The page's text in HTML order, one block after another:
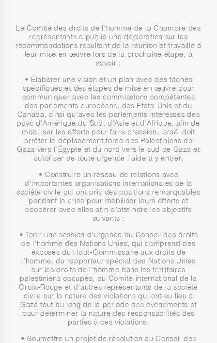
Le Comité des droits de l'homme de la Chambre des
représentants a publié une déclaration sur les
recommandations résultant de la réunion et travaille à
leur mise en œuvre lors de la prochaine étape, à
savoir :
• Élaborer une vision et un plan avec des tâches
spécifiques et des étapes de mise en œuvre pour
communiquer avec les commissions compétentes
des parlements européens, des États-Unis et du
Canada, ainsi qu'avec les parlements intéressés des
pays d'Amérique du Sud, d'Asie et d'Afrique, afin de
mobiliser les efforts pour faire pression. Israël doit
arrêter le déplacement forcé des Palestiniens de
Gaza vers l’Égypte et du nord vers le sud de Gaza et
autoriser de toute urgence l’aide à y entrer.
• Construire un réseau de relations avec
d'importantes organisations internationales de la
société civile qui ont pris des positions remarquables
pendant la crise pour mobiliser leurs efforts et
coopérer avec elles afin d'atteindre les objectifs
suivants :
• Tenir une session d'urgence du Conseil des droits
de l'homme des Nations Unies, qui comprend des
exposés du Haut-Commissaire aux droits de
l'homme, du rapporteur spécial des Nations Unies
sur les droits de l'homme dans les territoires
palestiniens occupés, du Comité international de la
Croix-Rouge et d'autres représentants de la société
civile sur la nature des violations qui ont eu lieu à
Gaza tout au long de la période des événements et
pour déterminer la nature des responsabilités des
parties à ces violations.
• Soumettre un projet de résolution au Conseil des